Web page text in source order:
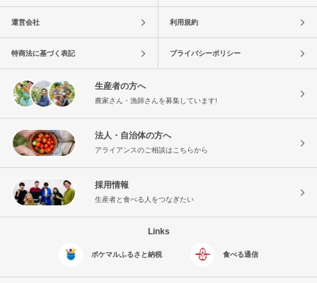
運営会社 利用規約
特商法に基づく表記 プライバシーポリシー
生産者の方へ
農家さん・漁師さんを募集しています!
法人・自治体の方へ
アライアンスのご相談はこちらから
採用情報
生産者と食べる人をつなぎたい
Links
ポケマルふるさと納税 食べる通信